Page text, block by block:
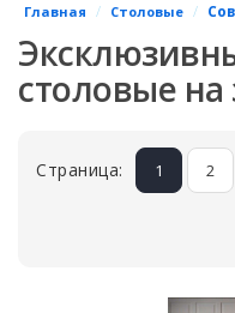
Главная / Столовые /
столовые на
Страница: 1 2